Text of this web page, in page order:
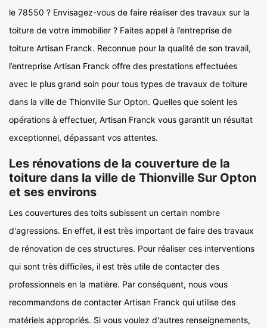
le 78550 ? Envisagez-vous de faire réaliser des travaux sur la
toiture de votre immobilier ? Faites appel à l’entreprise de
toiture Artisan Franck. Reconnue pour la qualité de son travail,
l’entreprise Artisan Franck offre des prestations effectuées
avec le plus grand soin pour tous types de travaux de toiture
dans la ville de Thionville Sur Opton. Quelles que soient les
opérations à effectuer, Artisan Franck vous garantit un résultat
exceptionnel, dépassant vos attentes.
Les rénovations de la couverture de la
toiture dans la ville de Thionville Sur Opton
et ses environs
Les couvertures des toits subissent un certain nombre
d'agressions. En effet, il est très important de faire des travaux
de rénovation de ces structures. Pour réaliser ces interventions
qui sont très difficiles, il est très utile de contacter des
professionnels en la matière. Par conséquent, nous vous
recommandons de contacter Artisan Franck qui utilise des
matériels appropriés. Si vous voulez d'autres renseignements,